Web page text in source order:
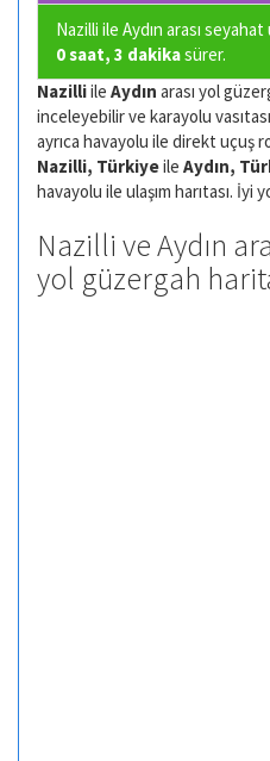
Nazilli ile Aydın arası
0 saat, 3 dakikasürer.
Nazilliile Aydın arası yol
inceleyebilir ve karayolu
ayrıca havayolu ile direkt uçuş
Nazilli, Türkiyeile Aydın,
havayolu ile ulaşım harıtası. İyi
Nazilli ve Aydın
yol güzergah